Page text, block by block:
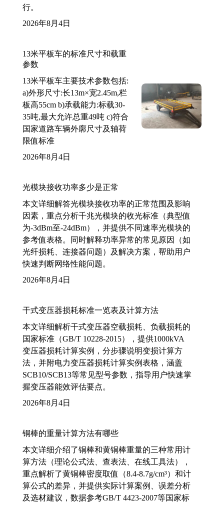
行。
2026年8月4日
13米平板车的标准尺寸和载重
参数
13米平板车主要技术参数包括:
a)外形尺寸:长13m×宽2.45m,栏
板高55cm b)承载能力:标载30-
35吨,最大允许总重49吨 c)符合
国家道路车辆外廓尺寸及轴荷
限值标准
2026年8月4日
光模块接收功率多少是正常
本文详细解答光模块接收功率的正常范围及影响
因素，重点分析千兆光模块的收光标准（典型值
为-3dBm至-24dBm），并提供不同速率光模块的
参考值表格。同时解释功率异常的常见原因（如
光纤损耗、连接器问题）及解决方案，帮助用户
快速判断网络性能问题。
2026年8月4日
干式变压器损耗标准一览表及计算方法
本文详细解析干式变压器空载损耗、负载损耗的
国家标准（GB/T 10228-2015），提供1000kVA
变压器损耗计算实例，分步骤说明变损计算方
法，并附电力变压器损耗计算实例表格，涵盖
SCB10/SCB13等常见型号参数，指导用户快速掌
握变压器能效评估要点。
2026年8月4日
铜棒的重量计算方法有哪些
本文详细介绍了铜棒和黄铜棒重量的三种常用计
算方法（理论公式法、查表法、在线工具法），
重点解析了黄铜棒密度取值（8.4-8.7g/cm³）和计
算公式的差异，并提供实际计算案例、误差分析
及选材建议，数据参考GB/T 4423-2007等国家标